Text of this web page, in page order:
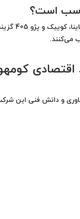
است؟
برای
می‌کنند.
اقتصادی
و دانش فنی این